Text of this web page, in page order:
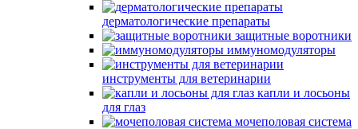
дерматологические препараты
защитные воротники
иммуномодуляторы
инструменты для ветеринарии
капли и лосьоны
для глаз
мочеполовая система